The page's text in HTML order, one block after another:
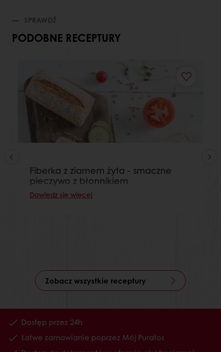
SPRAWDŹ
PODOBNE RECEPTURY
Fiberka z ziarnem żyta - smaczne
pieczywo z błonnikiem
Dowiedz się więcej
Zobacz wszystkie receptury
Dostęp przez 24h
Łatwe zamawianie poprzez Mój Puratos